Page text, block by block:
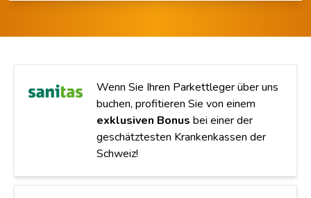
Wenn Sie Ihren Parkettleger über uns
buchen, profitieren Sie von einem
exklusiven Bonus bei einer der
geschätztesten Krankenkassen der
Schweiz!